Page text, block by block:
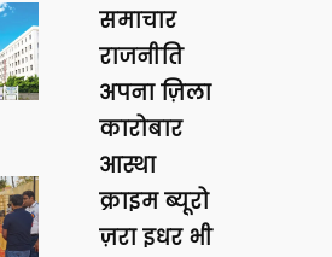
समाचार
राजनीति
अपना ज़िला
कारोबार
आस्था
क्राइम ब्यूरो
ज़रा इधर भी